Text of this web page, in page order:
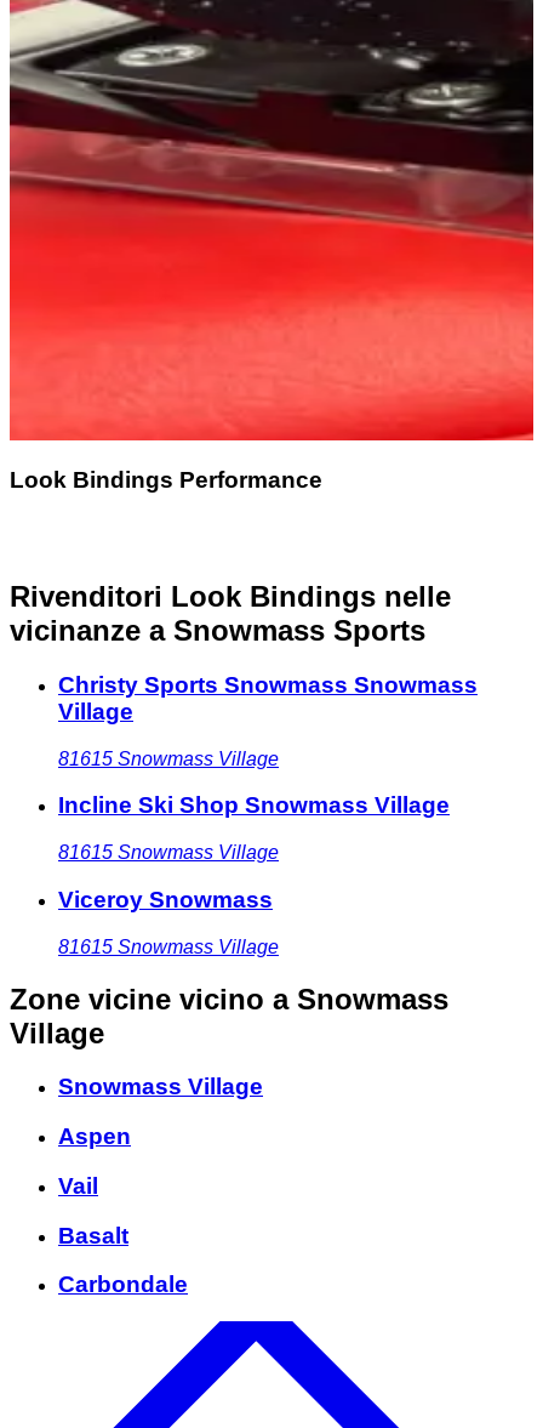
Look Bindings Performance
Rivenditori Look Bindings nelle
vicinanze a Snowmass Sports
Christy Sports Snowmass Snowmass
Village
81615 Snowmass Village
Incline Ski Shop Snowmass Village
81615 Snowmass Village
Viceroy Snowmass
81615 Snowmass Village
Zone vicine vicino a Snowmass
Village
Snowmass Village
Aspen
Vail
Basalt
Carbondale